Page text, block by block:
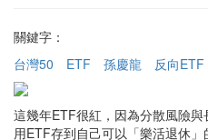
關鍵字：
台灣50
ETF 孫慶龍 反向ETF
這幾年ETF很紅，因為分散風險
用ETF存到自己可以「樂活退休